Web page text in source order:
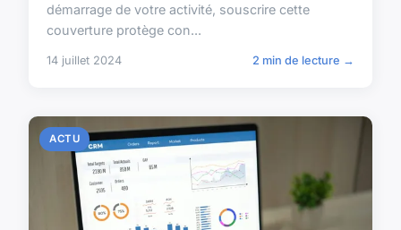
démarrage de votre activité, souscrire cette
couverture protège con...
14 juillet 2024 2 min de lecture →
ACTU